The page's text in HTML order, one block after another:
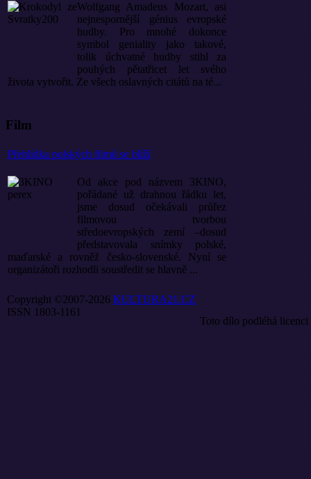
Wolfgang Amadeus Mozart, asi
nejnespornější génius evropské
hudby. Pro mnohé dokonce
symbol geniality jako takové,
tolik úchvatné hudby stihl za
pouhých pětatřicet let svého
života vytvořit. Ze všech oslavných citátů na té...
Film
Přehlídka polských filmů se blíží
Od akce pod názvem 3KINO,
pořádané už drahnou řádku let,
jsme dosud očekávali průřez
filmovou tvorbou
středoevropských zemí –dosud
představovala snímky polské,
maďarské a rovněž česko-slovenské. Nyní se
organizátoři rozhodli soustředit se hlavně ...
Copyright ©2007-2026 KULTURA21.CZ
ISSN 1803-1161
Toto dílo podléhá licenci